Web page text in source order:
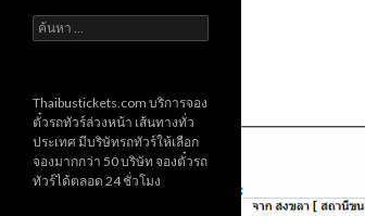
ค้นหา
สำหรับ:
Thaibustickets.com บริการจอง
ตั๋วรถทัวร์ล่วงหน้า เส้นทางทั่ว
ประเทศ มีบริษัทรถทัวร์ให้เลือก
จองมากกว่า 50 บริษัท จองตั๋วรถ
ทัวร์ได้ตลอด 24 ชั่วโมง